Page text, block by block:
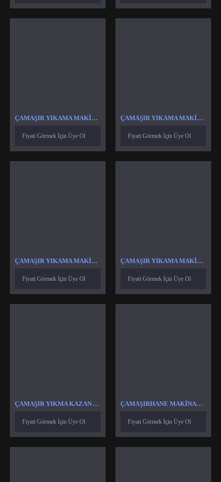
ÇAMAŞIR YIKAMA MAKINASI ASKI YAY KAZAN YAYI
Fiyati Görmek İçin Üye Ol
ÇAMAŞIR YIKAMA MAKINASI EKRAN KARTI PROGRAM KARTI MODÜL TAKIMI
Fiyati Görmek İçin Üye Ol
ÇAMAŞIR YIKAMA MAKINASI SELENOID VALF VENTIL
Fiyati Görmek İçin Üye Ol
ÇAMAŞIR YIKAMA MAKINESI AMORTISÖR
Fiyati Görmek İçin Üye Ol
ÇAMAŞIR YIKMA KAZAN ASKI YAY
Fiyati Görmek İçin Üye Ol
ÇAMAŞIRHANE MAKINALARI İNVERTÖR HIZ KONTROL CIHAZI SÜRÜCÜSÜ
Fiyati Görmek İçin Üye Ol